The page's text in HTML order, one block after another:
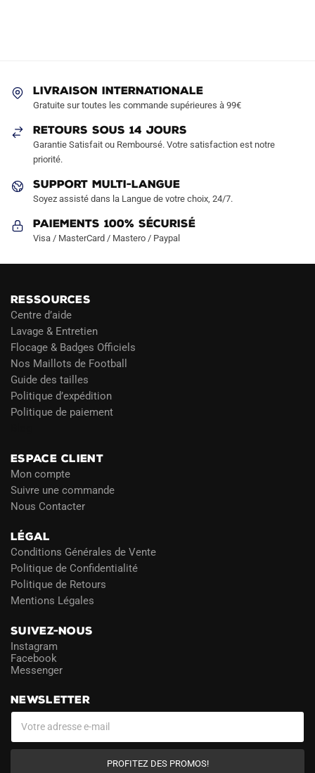
LIVRAISON INTERNATIONALE
Gratuite sur toutes les commande supérieures à 99€
RETOURS SOUS 14 JOURS
Garantie Satisfait ou Remboursé. Votre satisfaction est notre
priorité.
SUPPORT MULTI-LANGUE
Soyez assisté dans la Langue de votre choix, 24/7.
Paiements 100% Sécurisé
Visa / MasterCard / Mastero / Paypal
RESSOURCES
Centre d’aide
Lavage & Entretien
Flocage & Badges Officiels
Nos Maillots de Football
Guide des tailles
Politique d’expédition
Politique de paiement
ESPACE CLIENT
Mon compte
Suivre une commande
Nous Contacter
LÉGAL
Conditions Générales de Vente
Politique de Confidentialité
Politique de Retours
Mentions Légales
SUIVEZ-NOUS
Instagram
Facebook
Messenger
NEWSLETTER
PROFITEZ DES PROMOS!